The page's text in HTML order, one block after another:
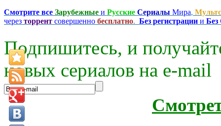
Смотрите все Зарубежные и Русские Сериалы Мира,
через торрент совершенно бесплатно. Без регистрации и
Подпишитесь, и
новых сериалов на e-mаil